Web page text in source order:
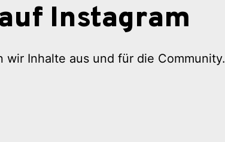
Instagram
wir Inhalte aus und für die Community.